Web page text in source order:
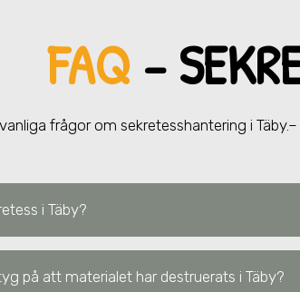
FAQ–
frågor om sekretesshantering i Täby.
i Täby?
på att materialet har destruerats i Täby?